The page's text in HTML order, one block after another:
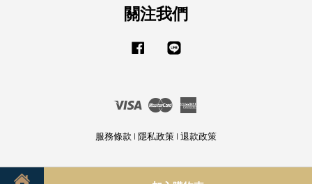
關注我們
Facebook
Visa Master
服務條款 | 隱私政策 | 退款政策